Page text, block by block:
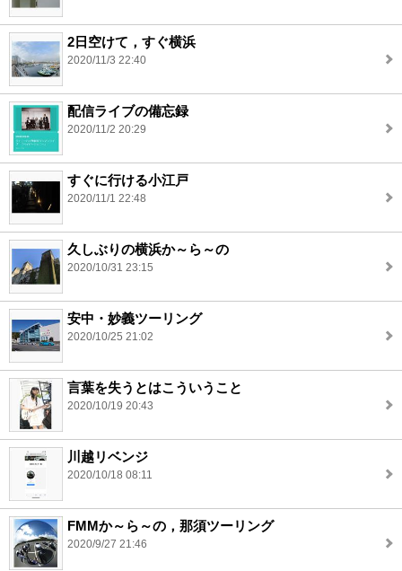
2日空けて，すぐ横浜
2020/11/3 22:40
配信ライブの備忘録
2020/11/2 20:29
すぐに行ける小江戸
2020/11/1 22:48
久しぶりの横浜か～ら～の
2020/10/31 23:15
安中・妙義ツーリング
2020/10/25 21:02
言葉を失うとはこういうこと
2020/10/19 20:43
川越リベンジ
2020/10/18 08:11
FMMか～ら～の，那須ツーリング
2020/9/27 21:46